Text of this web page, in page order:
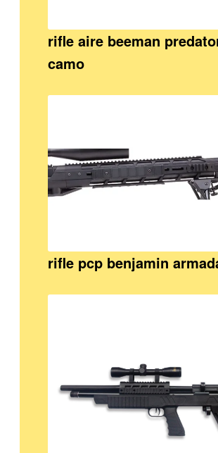
rifle aire beeman
camo
rifle pcp benjamin